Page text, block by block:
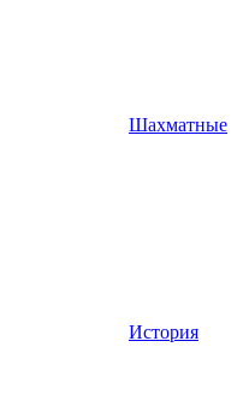
Шахматные
История